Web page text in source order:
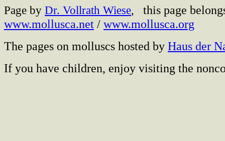
Page by Dr. Vollrath Wiese,
this page
www.mollusca.net / www.mollusca.org
The pages on molluscs hosted by Haus der
If you have children, enjoy visiting the